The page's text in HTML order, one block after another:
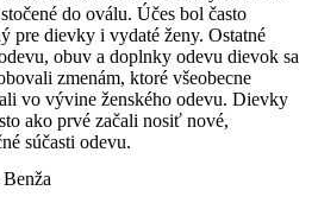
do oválu. Účes bol často
pre dievky i vydaté ženy. Ostatné
obuv a doplnky odevu dievok sa
zmenám, ktoré všeobecne
vo vývine ženského odevu. Dievky
ako prvé začali nosiť nové,
súčasti odevu.